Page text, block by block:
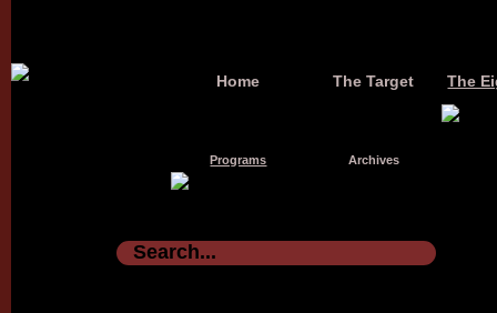
Home The Target The
Programs Archives